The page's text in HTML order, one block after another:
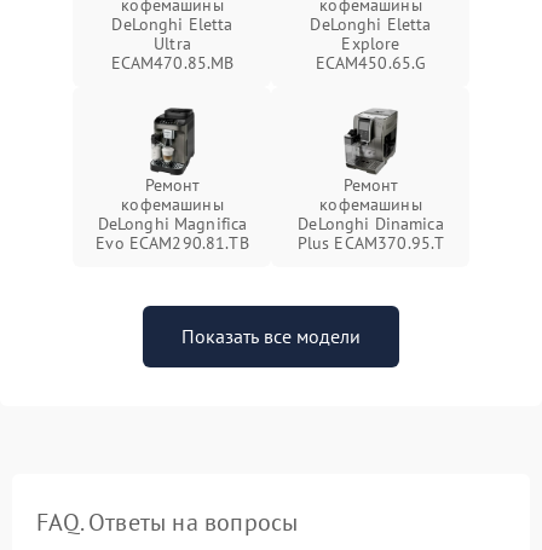
кофемашины
DeLonghi Eletta
Ultra
ECAM470.85.MB
кофемашины
DeLonghi Eletta
Explore
ECAM450.65.G
Ремонт
кофемашины
DeLonghi Magnifica
Evo ECAM290.81.TB
Ремонт
кофемашины
DeLonghi Dinamica
Plus ECAM370.95.T
Показать все модели
FAQ. Ответы на вопросы